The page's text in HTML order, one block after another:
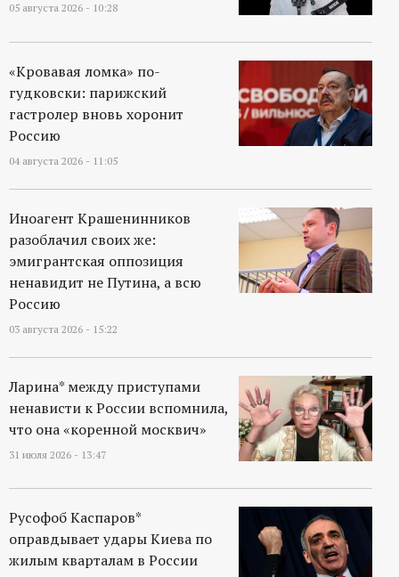
05 августа 2026 - 10:28
«Кровавая ломка» по-
гудковски: парижский
гастролер вновь хоронит
Россию
04 августа 2026 - 11:05
Иноагент Крашенинников
разоблачил своих же:
эмигрантская оппозиция
ненавидит не Путина, а всю
Россию
03 августа 2026 - 15:22
Ларина* между приступами
ненависти к России вспомнила,
что она «коренной москвич»
31 июля 2026 - 13:47
Русофоб Каспаров*
оправдывает удары Киева по
жилым кварталам в России